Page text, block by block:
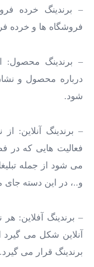
– برندینگ خرده
فروشگاه ها و
– برندینگ محصول:
درباره محصول و
شود.
– برندینگ آنلاین:
فعالیت هایی که در
می شود از جمله
و..، در این دسته جای
– برندینگ آفلاین:
آنلاین شکل می گیرد
برندینگ قرار می گیرد.